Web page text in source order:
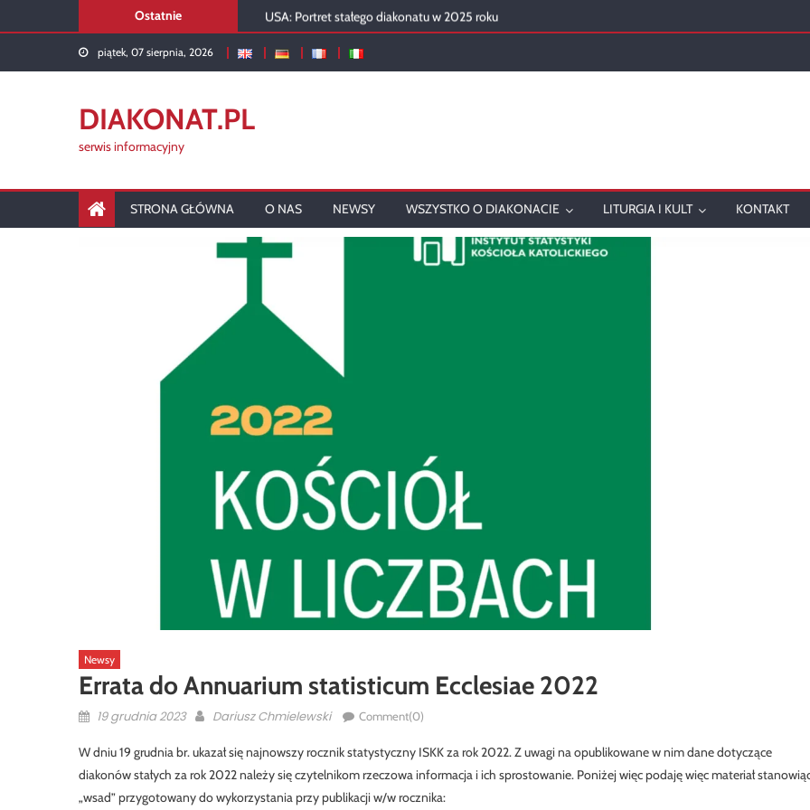
to
Ostatnie
USA: Portret stałego diakonatu w 2025 roku
Diakon w liturgii kartuskiej
Rusza diakonat w Siedlcach
piątek, 07 sierpnia, 2026
DIAKONAT.PL
serwis informacyjny
STRONA GŁÓWNA O NAS NEWSY WSZYSTKO O DIAKONACIE LITURGIA I KULT KONTAKT
Newsy
Errata do Annuarium statisticum Ecclesiae 2022
Posted
19 grudnia 2023 Author
Dariusz Chmielewski Comment(0)
W dniu 19 grudnia br. ukazał się najnowszy rocznik statystyczny ISKK za rok 2022. Z uwagi na opublikowane w nim dane dotyczące
diakonów stałych za rok 2022 należy się czytelnikom rzeczowa informacja i ich sprostowanie. Poniżej więc podaję więc materiał
„wsad” przygotowany do wykorzystania przy publikacji w/w rocznika: